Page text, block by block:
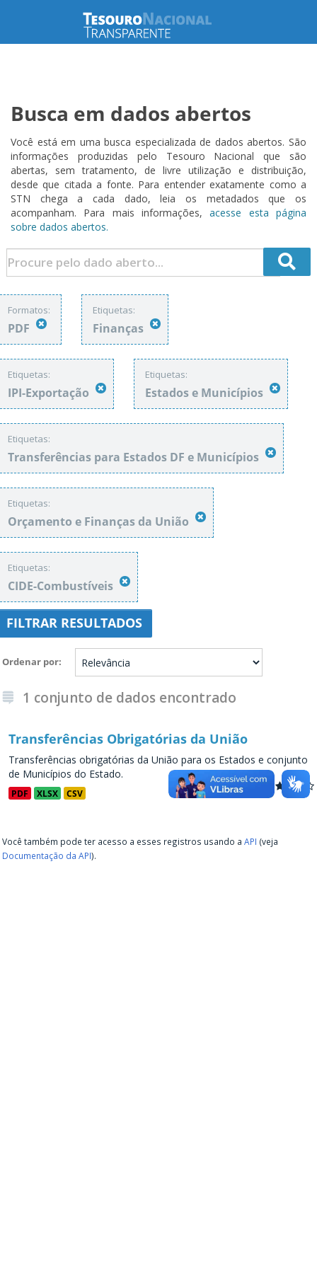
Busca em dados abertos
Você está em uma busca especializada de dados abertos. São
informações produzidas pelo Tesouro Nacional que são
abertas, sem tratamento, de livre utilização e distribuição,
desde que citada a fonte. Para entender exatamente como a
STN chega a cada dado, leia os metadados que os
acompanham. Para mais informações,acesse esta página
sobre dados abertos.
Formatos:
PDF
Etiquetas:
Finanças
Etiquetas:
IPI-Exportação
Etiquetas:
Estados e Municípios
Etiquetas:
Transferências para Estados DF e Municípios
Etiquetas:
Orçamento e Finanças da União
Etiquetas:
CIDE-Combustíveis
FILTRAR RESULTADOS
Ordenar por
1 conjunto de dados encontrado
Transferências Obrigatórias da União
Transferências obrigatórias da União para os Estados e conjunto
de Municípios do Estado.
PDF XLSX CSV
Você também pode ter acesso a esses registros usando a API (veja
Documentação da API).